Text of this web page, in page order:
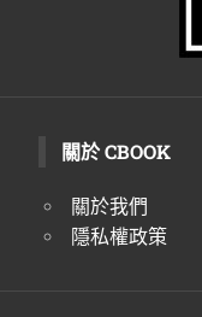
關於 CBOOK
關於我們
隱私權政策